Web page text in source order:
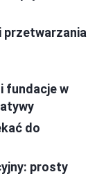
przetwarzania
fundacje w
do
prosty